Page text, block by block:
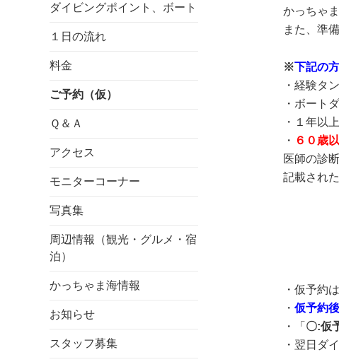
ダイビングポイント、ボート
１日の流れ
料金
ご予約（仮）
Ｑ＆Ａ
アクセス
モニターコーナー
写真集
周辺情報（観光・グルメ・宿
泊）
かっちゃま海情報
お知らせ
スタッフ募集
かっちゃ
また、準
※下記の
・経験タ
・ボート
・１年以
・ ６０歳
医師の診
記載され
・仮予約は
・ 仮予約
・「 〇:仮
・翌日ダ